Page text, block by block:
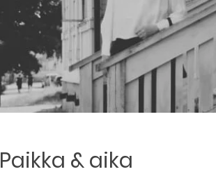
Paikka & aika